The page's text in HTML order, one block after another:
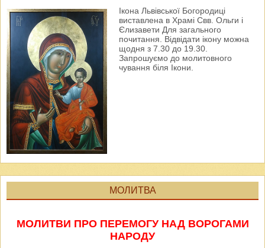
Ікона Львівської Богородиці
виставлена в Храмі Свв. Ольги і
Єлизавети Для загального
почитання. Відвідати ікону можна
щодня з 7.30 до 19.30.
Запрошуємо до молитовного
чування біля Ікони.
МОЛИТВА
МОЛИТВИ ПРО ПЕРЕМОГУ НАД ВОРОГАМИ
НАРОДУ